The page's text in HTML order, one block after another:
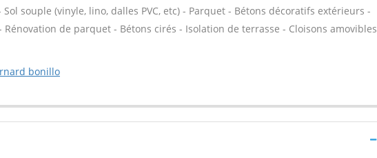
souple (vinyle, lino, dalles PVC, etc) - Parquet - Bétons décoratifs extérieurs -
Rénovation de parquet - Bétons cirés - Isolation de terrasse - Cloisons amovibles
bonillo